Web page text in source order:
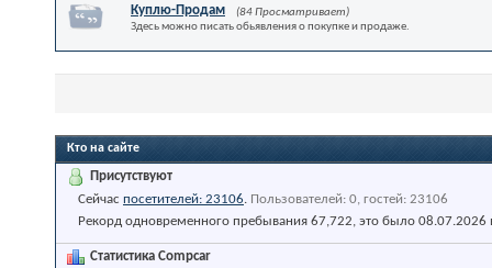
Куплю-Продам
(84 Просматривает)
Здесь можно писать обьявления о покупке и продаже.
Кто на сайте
Присутствуют
Сейчас посетителей: 23106. Пользователей: 0, гостей: 23106
Рекорд одновременного пребывания 67,722, это было 08.07.2026
Статистика Compcar